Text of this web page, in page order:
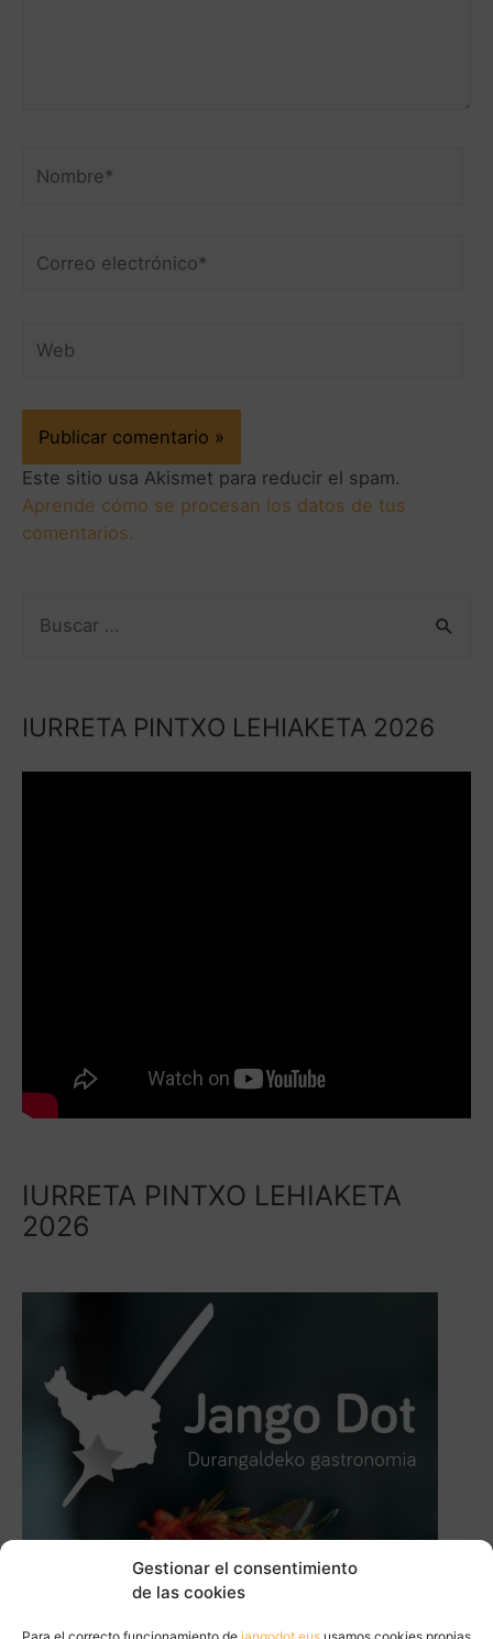
Gestionar el consentimiento
de las cookies
Este sitio usa Akismet para reducir el spam.
Aprende cómo se procesan los datos de tus
comentarios.
IURRETA PINTXO LEHIAKETA 2026
IURRETA PINTXO LEHIAKETA
2026